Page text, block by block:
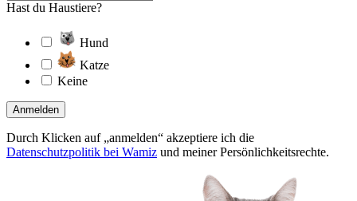
Hast du Haustiere?
Hund
Katze
Keine
Anmelden
Durch Klicken auf „anmelden“ akzeptiere ich die
Datenschutzpolitik bei Wamiz und meiner Persönlichkeitsrechte.